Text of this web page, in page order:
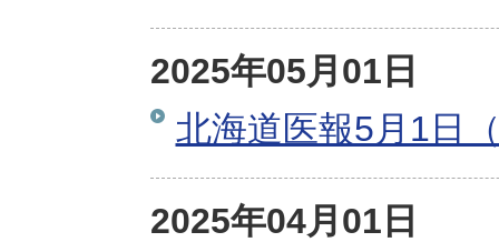
2025年05月01日
北海道医報5月1日
2025年04月01日